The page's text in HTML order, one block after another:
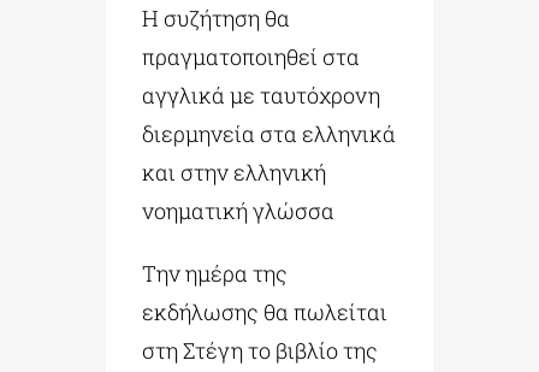
Η συζήτηση θα
πραγματοποιηθεί στα
αγγλικά με ταυτόχρονη
διερμηνεία στα ελληνικά
και στην ελληνική
νοηματική γλώσσα
Την ημέρα της
εκδήλωσης θα πωλείται
στη Στέγη το βιβλίο της